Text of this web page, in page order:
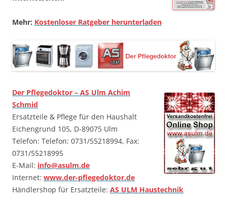
Mehr: Kostenloser Ratgeber herunterladen
Der Pflegedoktor – AS Ulm Achim
Schmid
Ersatzteile & Pflege für den Haushalt
Eichengrund 105, D-89075 Ulm
Telefon: Telefon: 0731/55218994, Fax:
0731/55218995
E-Mail: info@asulm.de
Internet: www.der-pflegedoktor.de
Händlershop für Ersatzteile: AS ULM Haustechnik